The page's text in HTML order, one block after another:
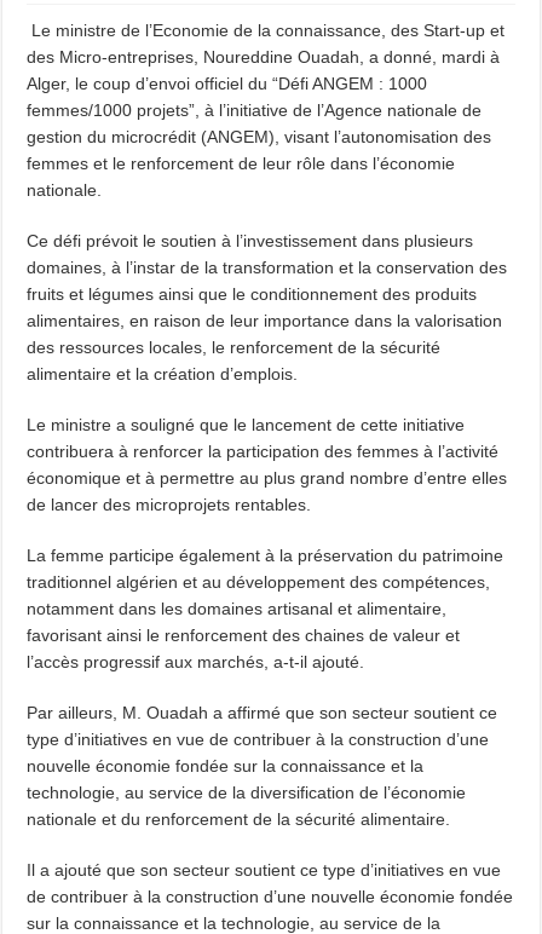
Le ministre de l’Economie de la connaissance, des Start-up et
des Micro-entreprises, Noureddine Ouadah, a donné, mardi à
Alger, le coup d’envoi officiel du “Défi ANGEM : 1000
femmes/1000 projets”, à l’initiative de l’Agence nationale de
gestion du microcrédit (ANGEM), visant l’autonomisation des
femmes et le renforcement de leur rôle dans l’économie
nationale.
Ce défi prévoit le soutien à l’investissement dans plusieurs
domaines, à l’instar de la transformation et la conservation des
fruits et légumes ainsi que le conditionnement des produits
alimentaires, en raison de leur importance dans la valorisation
des ressources locales, le renforcement de la sécurité
alimentaire et la création d’emplois.
Le ministre a souligné que le lancement de cette initiative
contribuera à renforcer la participation des femmes à l’activité
économique et à permettre au plus grand nombre d’entre elles
de lancer des microprojets rentables.
La femme participe également à la préservation du patrimoine
traditionnel algérien et au développement des compétences,
notamment dans les domaines artisanal et alimentaire,
favorisant ainsi le renforcement des chaines de valeur et
l’accès progressif aux marchés, a-t-il ajouté.
Par ailleurs, M. Ouadah a affirmé que son secteur soutient ce
type d’initiatives en vue de contribuer à la construction d’une
nouvelle économie fondée sur la connaissance et la
technologie, au service de la diversification de l’économie
nationale et du renforcement de la sécurité alimentaire.
Il a ajouté que son secteur soutient ce type d’initiatives en vue
de contribuer à la construction d’une nouvelle économie fondée
sur la connaissance et la technologie, au service de la